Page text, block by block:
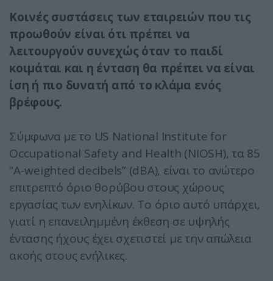
Κοινές συστάσεις των εταιρειών που τις
προωθούν είναι ότι πρέπει να
λειτουργούν συνεχώς όταν το παιδί
κοιμάται και η ένταση θα πρέπει να είναι
ίση ή πιο δυνατή από το κλάμα ενός
βρέφους.
Σύμφωνα με το US National Institute for
Occupational Safety and Health (NIOSH), τα 85
“A-weighted decibels” (dBA), είναι το ανώτερο
επιτρεπτό όριο θορύβου στους χώρους
εργασίας των ενηλίκων. Το όριο αυτό υπάρχει,
γιατί η επανειλημμένη έκθεση σε υψηλής
έντασης ήχους έχει σχετιστεί με την απώλεια
ακοής στους ενήλικες.